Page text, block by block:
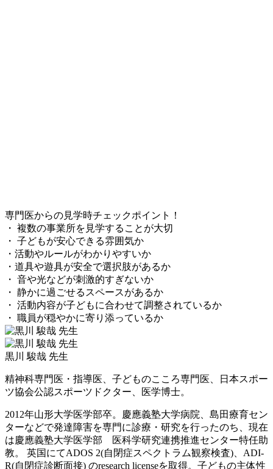
専門医からの見学時チェックポイント！
・ 複数の事業所を見学することが大切
・ 子どもが安心できる雰囲気か
・活動やルールがわかりやすいか
・道具や遊具が安全で選択肢があるか
・ 音や光などが刺激的すぎないか
・ 静かに過ごせるスペースがあるか
・ 活動内容が子どもに合わせて調整されているか
・ 職員が穏やかに寄り添っているか
黒川 駿哉 先生
精神科専門医・指導医、子どものこころ専門医、日本スポー
ツ協会公認スポーツドクター、医学博士。
2012年山形大学医学部卒。慶應義塾大学病院、島田療育セン
ターなどで発達障害を専門に診療・研究を行ったのち、現在
は慶應義塾大学医学部 医科学研究連携推進センター特任助
教。 英国にてADOS 2(自閉症スペクトラム観察検査)、ADI-
R(自閉症診断面接) のresearch licenseを取得。子どもの主体性